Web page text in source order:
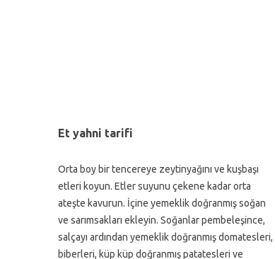
Et yahni tarifi
Orta boy bir tencereye zeytinyağını ve kuşbaşı
etleri koyun. Etler suyunu çekene kadar orta
ateşte kavurun. İçine yemeklik doğranmış soğan
ve sarımsakları ekleyin. Soğanlar pembeleşince,
salçayı ardından yemeklik doğranmış domatesleri,
biberleri, küp küp doğranmış patatesleri ve